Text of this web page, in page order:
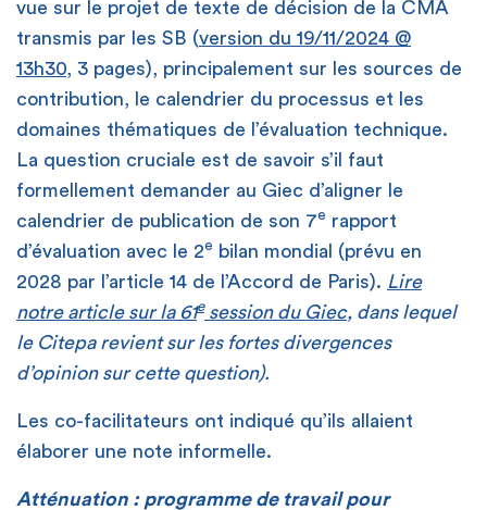
vue sur le projet de texte de décision de la CMA
transmis par les SB (version du 19/11/2024 @
13h30 , 3 pages), principalement sur les sources de
contribution, le calendrier du processus et les
domaines thématiques de l’évaluation technique.
La question cruciale est de savoir s’il faut
formellement demander au Giec d’aligner le
calendrier de publication de son 7e rapport
d’évaluation avec le 2e bilan mondial (prévu en
2028 par l’article 14 de l’Accord de Paris). Lire
notre article sur la 61esession du Giec, dans lequel
le Citepa revient sur les fortes divergences
d’opinion sur cette question).
Les co-facilitateurs ont indiqué qu’ils allaient
élaborer une note informelle.
Atténuation : programme de travail pour